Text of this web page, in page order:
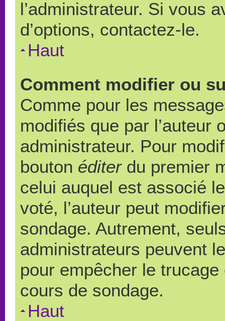
l’administrateur. Si vous
d’options, contactez-le.
Haut
Comment modifier ou
Comme pour les
modifiés que par l’auteur
administrateur. Pour
bouton éditerdu premier
celui auquel est associé
voté, l’auteur peut
sondage. Autrement,
administrateurs peuvent
pour empêcher le
cours de sondage.
Haut